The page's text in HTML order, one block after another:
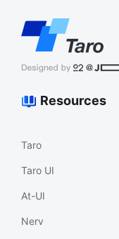
Resources
Taro
Taro UI
At-UI
Nerv